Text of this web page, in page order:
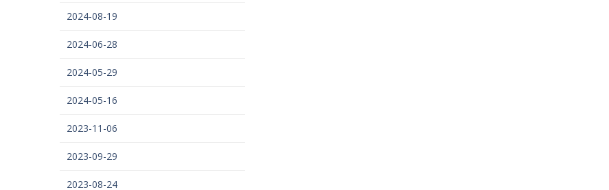
2024-08-19
2024-06-28
2024-05-29
2024-05-16
2023-11-06
2023-09-29
2023-08-24